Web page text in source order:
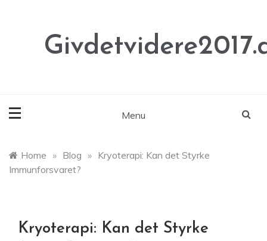
Menu
Home » Blog » Kryoterapi: Kan det Styrke
Immunforsvaret?
Kryoterapi: Kan det Styrke